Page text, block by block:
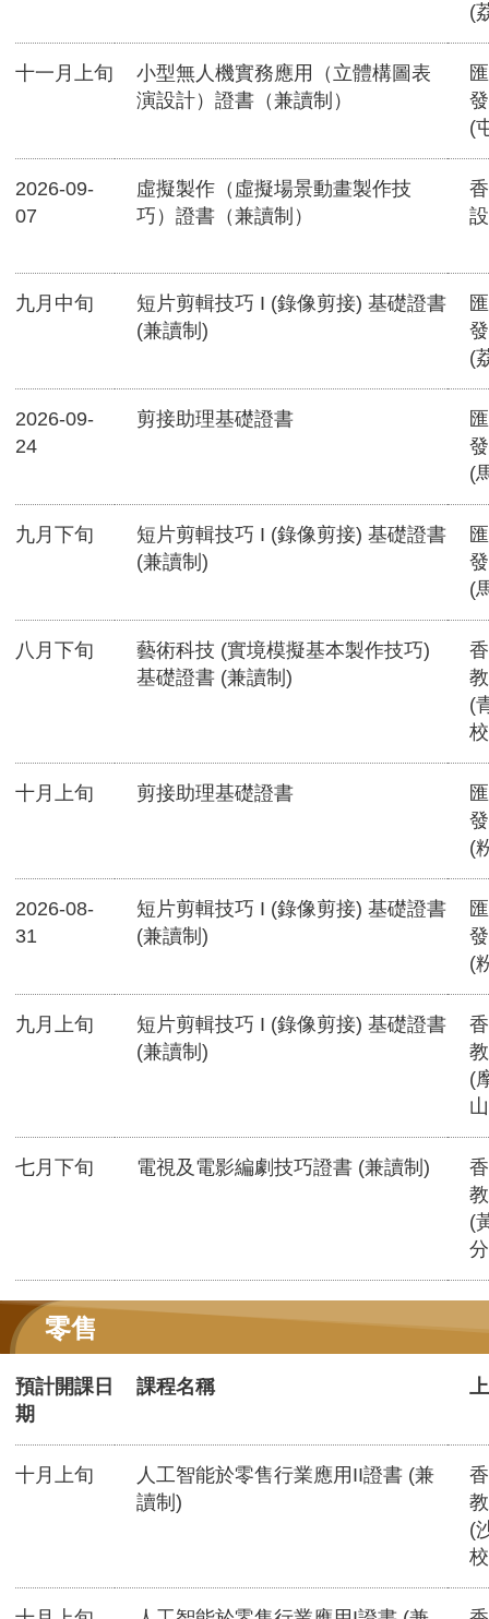
(
十一月上旬
小型無人機實務應用（立體構圖表
演設計）證書（兼讀制）
(
2026-09-
07
虛擬製作（虛擬場景動畫製作技
巧）證書（兼讀制）
九月中旬
短片剪輯技巧 I (錄像剪接) 基礎證書
(兼讀制)
(
2026-09-
24
剪接助理基礎證書
(
九月下旬
短片剪輯技巧 I (錄像剪接) 基礎證書
(兼讀制)
(
八月下旬
藝術科技 (實境模擬基本製作技巧)
基礎證書 (兼讀制)
(
十月上旬 剪接助理基礎證書
(
2026-08-
31
短片剪輯技巧 I (錄像剪接) 基礎證書
(兼讀制)
(
九月上旬
短片剪輯技巧 I (錄像剪接) 基礎證書
(兼讀制)
(
七月下旬 電視及電影編劇技巧證書 (兼讀制)
(
零售
預計開課日
期
課程名稱
十月上旬
人工智能於零售行業應用II證書 (兼
讀制)
(